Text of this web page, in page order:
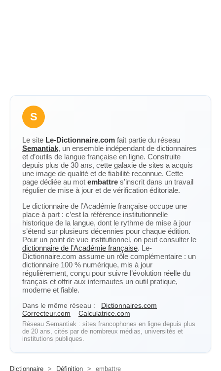
S
Le site Le-Dictionnaire.com fait partie du réseau
Semantiak, un ensemble indépendant de dictionnaires
et d’outils de langue française en ligne. Construite
depuis plus de 30 ans, cette galaxie de sites a acquis
une image de qualité et de fiabilité reconnue. Cette
page dédiée au mot embattre s’inscrit dans un travail
régulier de mise à jour et de vérification éditoriale.
Le dictionnaire de l’Académie française occupe une
place à part : c’est la référence institutionnelle
historique de la langue, dont le rythme de mise à jour
s’étend sur plusieurs décennies pour chaque édition.
Pour un point de vue institutionnel, on peut consulter le
dictionnaire de l’Académie française. Le-
Dictionnaire.com assume un rôle complémentaire : un
dictionnaire 100 % numérique, mis à jour
régulièrement, conçu pour suivre l’évolution réelle du
français et offrir aux internautes un outil pratique,
moderne et fiable.
Dans le même réseau :
Dictionnaires.com
Correcteur.com
Calculatrice.com
Réseau Semantiak : sites francophones en ligne depuis plus
de 20 ans, cités par de nombreux médias, universités et
institutions publiques.
Dictionnaire > Définition > embattre